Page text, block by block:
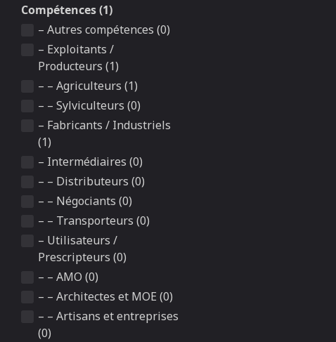
Compétences (1)
– Autres compétences (0)
– Exploitants /
Producteurs (1)
– – Agriculteurs (1)
– – Sylviculteurs (0)
– Fabricants / Industriels
(1)
– Intermédiaires (0)
– – Distributeurs (0)
– – Négociants (0)
– – Transporteurs (0)
– Utilisateurs /
Prescripteurs (0)
– – AMO (0)
– – Architectes et MOE (0)
– – Artisans et entreprises
(0)